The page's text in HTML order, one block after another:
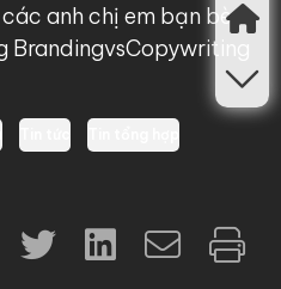
anh chị em bạn bè
BrandingvsCopywriting